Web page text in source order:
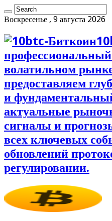
Воскресенье , 9 августа 2026
волатильном
предоставляем
и
актуальные
сигналы и
всех ключевых
обновлений
регулировании.